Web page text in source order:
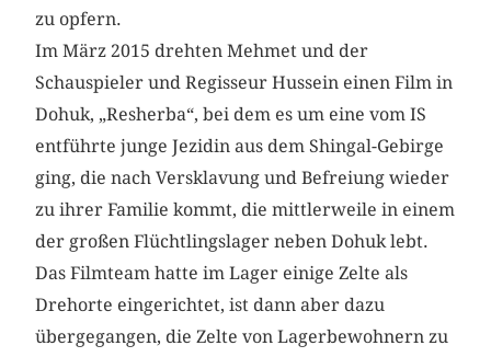
zu opfern.
Im März 2015 drehten Mehmet und der
Schauspieler und Regisseur Hussein einen Film in
Dohuk, „Resherba“, bei dem es um eine vom IS
entführte junge Jezidin aus dem Shingal-Gebirge
ging, die nach Versklavung und Befreiung wieder
zu ihrer Familie kommt, die mittlerweile in einem
der großen Flüchtlingslager neben Dohuk lebt.
Das Filmteam hatte im Lager einige Zelte als
Drehorte eingerichtet, ist dann aber dazu
übergegangen, die Zelte von Lagerbewohnern zu